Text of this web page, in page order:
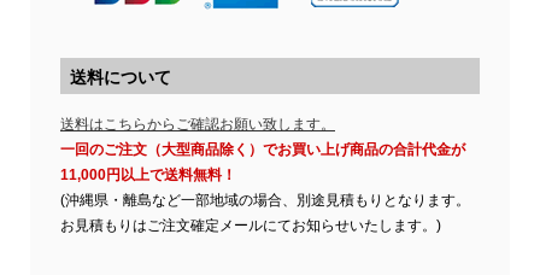
送料について
送料はこちらからご確認お願い致します。
一回のご注文（大型商品除く）でお買い上げ商品の合計代金が
11,000円以上で送料無料！
(沖縄県・離島など一部地域の場合、別途見積もりとなります。
お見積もりはご注文確定メールにてお知らせいたします。)